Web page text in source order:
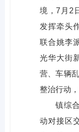
境，7月2
发挥牵头
联合姚李
光华大街
营、车辆
整治行动
镇综
动对接区